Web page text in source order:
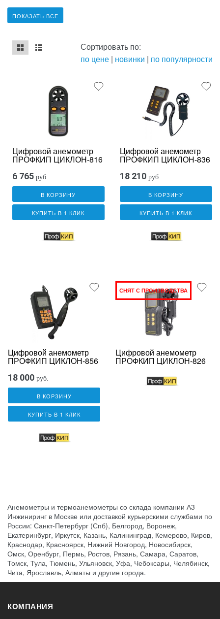
ПОКАЗАТЬ ВСЕ
mse2_chunk_default
mse2_chunk_alternate
Сортировать по:
по цене | новинки | по популярности
Цифровой анемометр
ПРОФКИП ЦИКЛОН-816
6 765 руб.
В КОРЗИНУ
КУПИТЬ В 1 КЛИК
Цифровой анемометр
ПРОФКИП ЦИКЛОН-836
18 210 руб.
В КОРЗИНУ
КУПИТЬ В 1 КЛИК
Цифровой анемометр
ПРОФКИП ЦИКЛОН-856
18 000 руб.
В КОРЗИНУ
КУПИТЬ В 1 КЛИК
СНЯТ С ПРОИЗВОДСТВА
Цифровой анемометр
ПРОФКИП ЦИКЛОН-826
Анемометры и термоанемометры со склада компании А3
Инжиниринг в Москве или доставкой курьерскими службами по
России: Санкт-Петербург (Спб), Белгород, Воронеж,
Екатеринбург, Иркутск, Казань, Калининград, Кемерово, Киров,
Краснодар, Красноярск, Нижний Новгород, Новосибирск,
Омск, Оренбург, Пермь, Ростов, Рязань, Самара, Саратов,
Томск, Тула, Тюмень, Ульяновск, Уфа, Чебоксары, Челябинск,
Чита, Ярославль, Алматы и другие города.
КОМПАНИЯ